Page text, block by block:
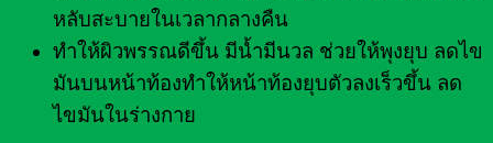
หลับสะบายในเวลากลางคืน
ทำให้ผิวพรรณดีขึ้น มีน้ำมีนวล ช่วยให้พุงยุบ ลดไข
มันบนหน้าท้องทำให้หน้าท้องยุบตัวลงเร็วขึ้น ลด
ไขมันในร่างกาย